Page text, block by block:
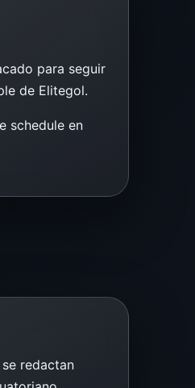
para seguir
de Elitegol.
schedule en
redactan